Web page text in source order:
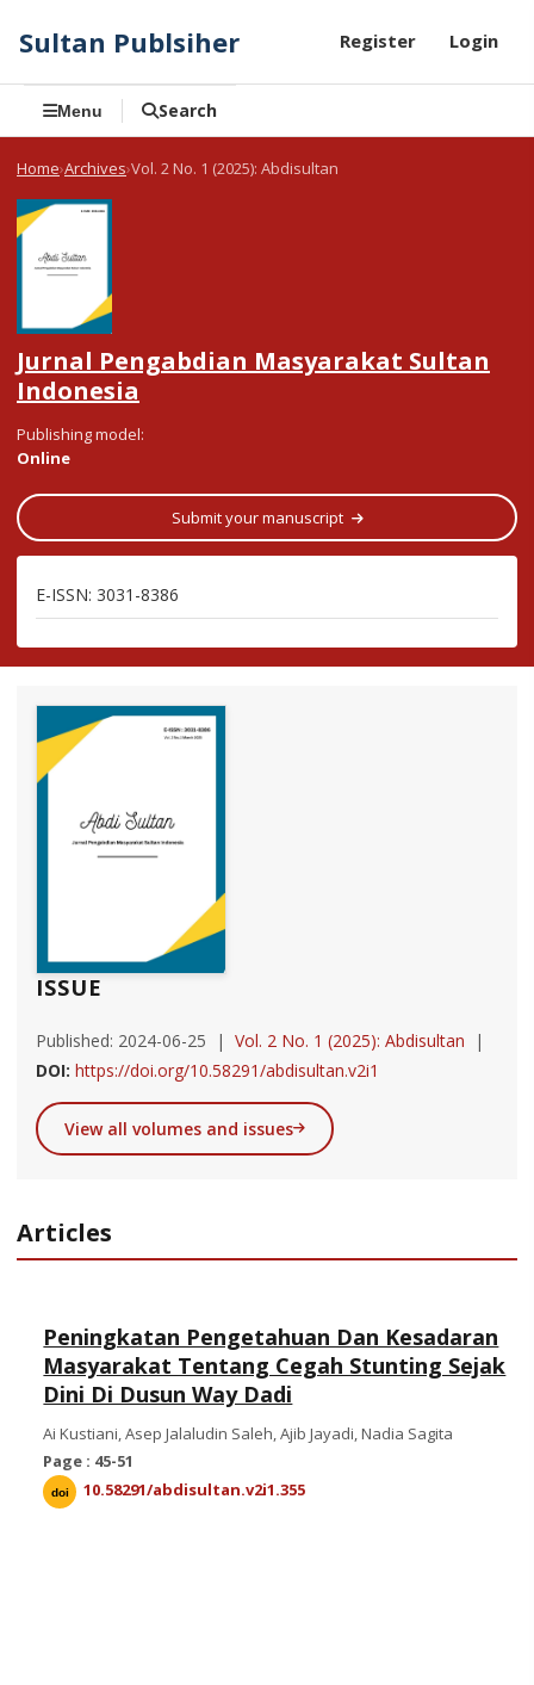
Sultan Publsiher Register Login
Menu Search
Home Archives Vol. 2 No. 1 (2025): Abdisultan
E-ISSN: 3031-8386
Jurnal Pengabdian Masyarakat Sultan
Indonesia
Publishing model:
Online
Submit your manuscript
ISSUE
Published: 2024-06-25
Vol. 2 No. 1 (2025): Abdisultan
DOI: https://doi.org/10.58291/abdisultan.v2i1
View all volumes and issues
Articles
Peningkatan Pengetahuan Dan Kesadaran
Masyarakat Tentang Cegah Stunting Sejak
Dini Di Dusun Way Dadi
Ai Kustiani, Asep Jalaludin Saleh, Ajib Jayadi, Nadia Sagita
Page : 45-51
doi 10.58291/abdisultan.v2i1.355